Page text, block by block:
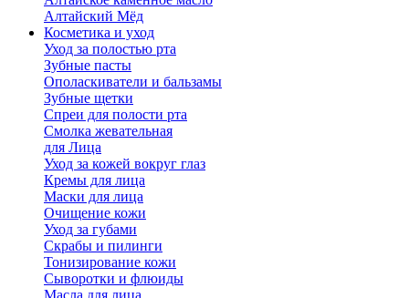
Алтайский Мёд
Косметика и уход
Уход за полостью рта
Зубные пасты
Ополаскиватели и бальзамы
Зубные щетки
Спреи для полости рта
Смолка жевательная
для Лица
Уход за кожей вокруг глаз
Кремы для лица
Маски для лица
Очищение кожи
Уход за губами
Скрабы и пилинги
Тонизирование кожи
Сыворотки и флюиды
Масла для лица